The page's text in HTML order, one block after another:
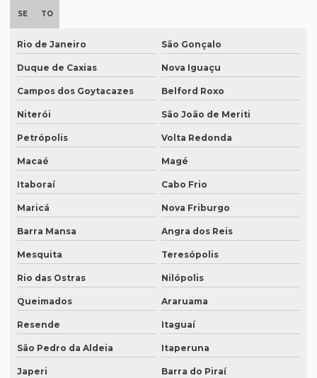
Empresa de legendagem de filmes
Empresa de legendagem de filmes em sp
Empresa de legendagem em inglês
Empresa de legendagem sp
Empresa de legendagem de vídeos em espanhol
Empresa que apostila tradução juramentada
Empresa que apostila tradução juramentada em campinas
Empresa que apostila tradução juramentada em porto alegre
Empresa que faz tradução juramentada
SE TO
Rio de Janeiro São Gonçalo
Duque de Caxias Nova Iguaçu
Campos dos Goytacazes Belford Roxo
Niterói São João de Meriti
Petrópolis Volta Redonda
Macaé Magé
Itaboraí Cabo Frio
Maricá Nova Friburgo
Barra Mansa Angra dos Reis
Mesquita Teresópolis
Rio das Ostras Nilópolis
Queimados Araruama
Resende Itaguaí
São Pedro da Aldeia Itaperuna
Japeri Barra do Piraí